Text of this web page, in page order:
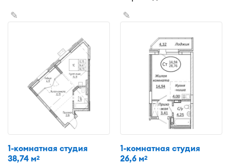
✎
1-комнатная студия
38,74 м2
✎
1-комнатная студия
26,6 м2